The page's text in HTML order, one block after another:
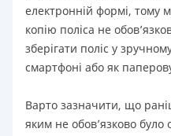
електронній формі, тому
копію поліса не
зберігати поліс у
смартфоні або як
Варто зазначити, що
яким не обов’язково